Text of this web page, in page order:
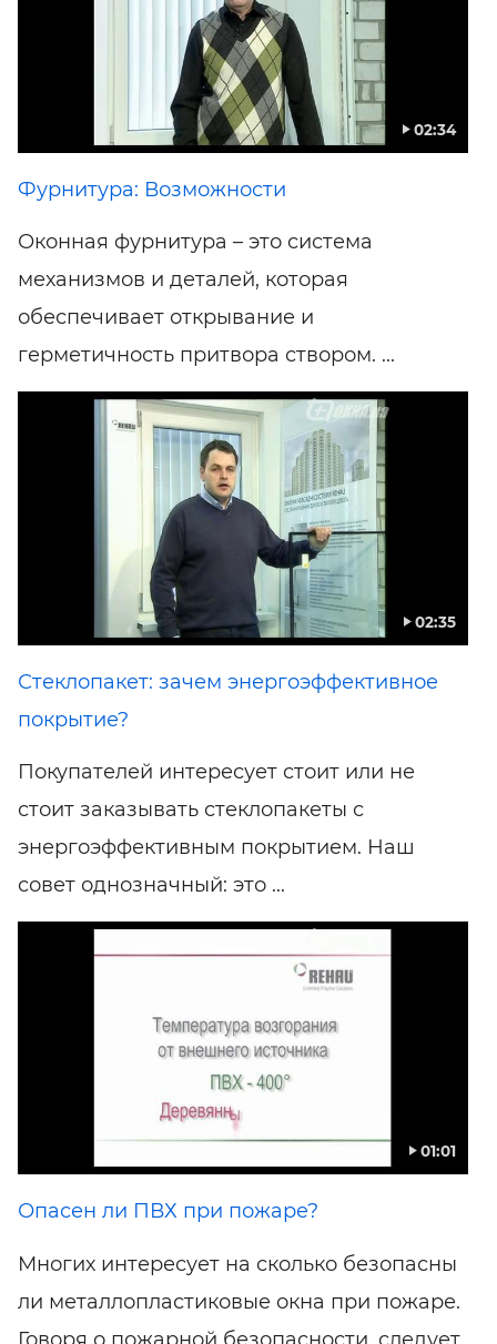
02:34
Фурнитура: Возможности
Оконная фурнитура – это система
механизмов и деталей, которая
обеспечивает открывание и
герметичность притвора створом. ...
02:35
Стеклопакет: зачем энергоэффективное
покрытие?
Покупателей интересует стоит или не
стоит заказывать стеклопакеты с
энергоэффективным покрытием. Наш
совет однозначный: это ...
01:01
Опасен ли ПВХ при пожаре?
Многих интересует на сколько безопасны
ли металлопластиковые окна при пожаре.